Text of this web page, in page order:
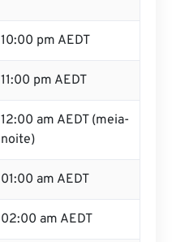
10:00 pm AEDT
11:00 pm AEDT
12:00 am AEDT (meia-
noite)
01:00 am AEDT
02:00 am AEDT